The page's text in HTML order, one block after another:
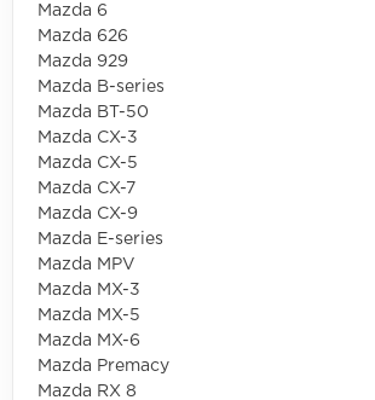
Mazda 6
Mazda 626
Mazda 929
Mazda B-series
Mazda BT-50
Mazda CX-3
Mazda CX-5
Mazda CX-7
Mazda CX-9
Mazda E-series
Mazda MPV
Mazda MX-3
Mazda MX-5
Mazda MX-6
Mazda Premacy
Mazda RX 8